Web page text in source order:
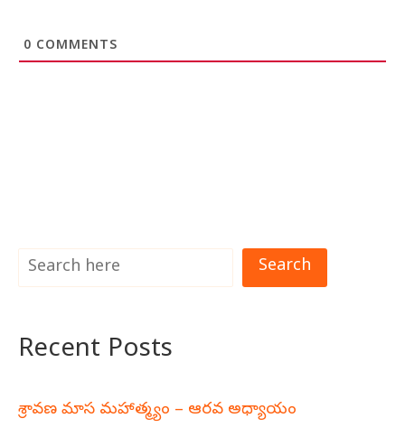
0 COMMENTS
Search
Recent Posts
శ్రావణ మాస మహాత్మ్యం – ఆరవ అధ్యాయం